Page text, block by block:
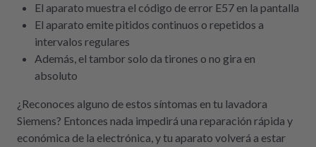
El aparato muestra el código de error E57 en la pantalla
El aparato emite pitidos continuos o repetidos a
intervalos regulares
Además, el tambor solo da tirones o no gira en
absoluto
¿Reconoces alguno de estos síntomas en tu lavadora
Siemens? Entonces nada impedirá una reparación rápida y
económica de la electrónica, y tu aparato volverá a estar